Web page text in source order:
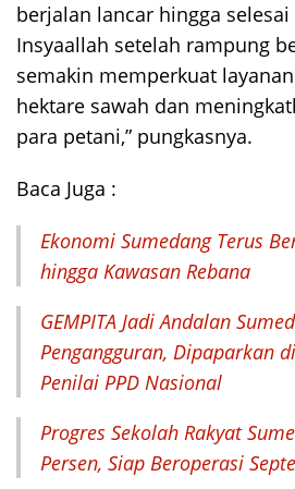
berjalan lancar hingga selesai
Insyaallah setelah rampung
semakin memperkuat
hektare sawah dan
para petani,” pungkasnya.
Baca Juga :
Ekonomi Sumedang Terus
hingga Kawasan Rebana
GEMPITA Jadi Andalan
Pengangguran, Dipaparkan
Penilai PPD Nasional
Progres Sekolah Rakyat
Persen, Siap Beroperasi